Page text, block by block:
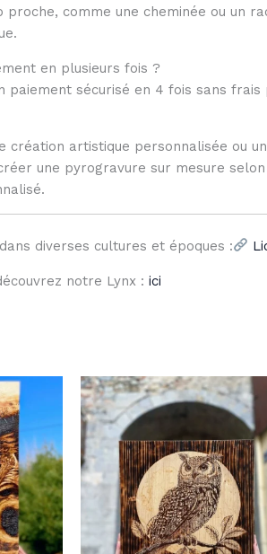
comme une cheminée ou un
en plusieurs fois ?
paiement sécurisé en 4 fois sans
création artistique personnalisée ou
une pyrogravure sur mesure
diverses cultures et époques :
notre Lynx :ici